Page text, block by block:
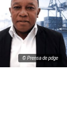
© Prensa de pdge